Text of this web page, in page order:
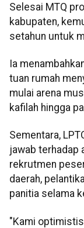
Selesai MTQ
kabupaten,
setahun untuk
Ia
tuan rumah
mulai arena
kafilah hingga
Sementara,
jawab terhadap
rekrutmen
daerah,
panitia selama
"Kami